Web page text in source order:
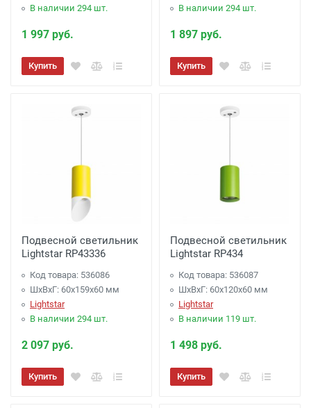
В наличии 294 шт.
1 997 руб.
Купить
В наличии 294 шт.
1 897 руб.
Купить
Подвесной светильник
Lightstar RP43336
Код товара: 536086
ШхВхГ: 60x159x60 мм
Lightstar
В наличии 294 шт.
2 097 руб.
Купить
Подвесной светильник
Lightstar RP434
Код товара: 536087
ШхВхГ: 60x120x60 мм
Lightstar
В наличии 119 шт.
1 498 руб.
Купить